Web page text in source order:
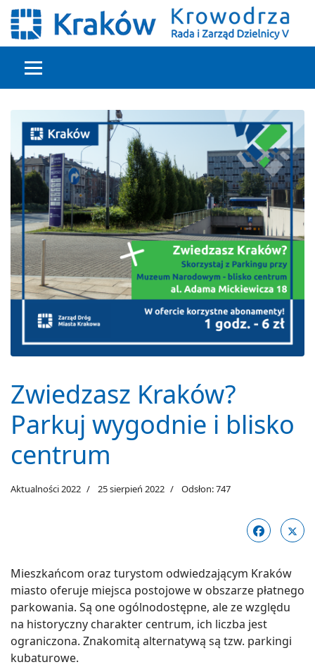
Głowna treść
Zwiedzasz Kraków?
Parkuj wygodnie i blisko
centrum
Aktualności 2022 25 sierpień 2022 Odsłon: 747
Mieszkańcom oraz turystom odwiedzającym Kraków
miasto oferuje miejsca postojowe w obszarze płatnego
parkowania. Są one ogólnodostępne, ale ze względu
na historyczny charakter centrum, ich liczba jest
ograniczona. Znakomitą alternatywą są tzw. parkingi
kubaturowe.